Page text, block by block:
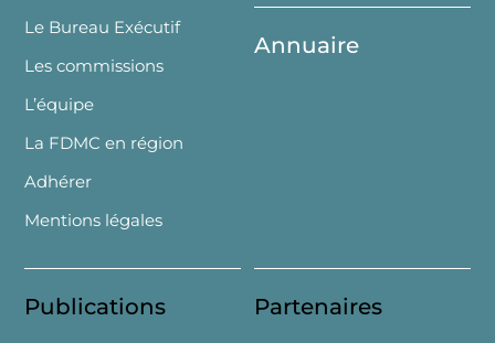
Le Bureau Exécutif
Les commissions
L’équipe
La FDMC en région
Adhérer
Mentions légales
Annuaire
Publications Partenaires